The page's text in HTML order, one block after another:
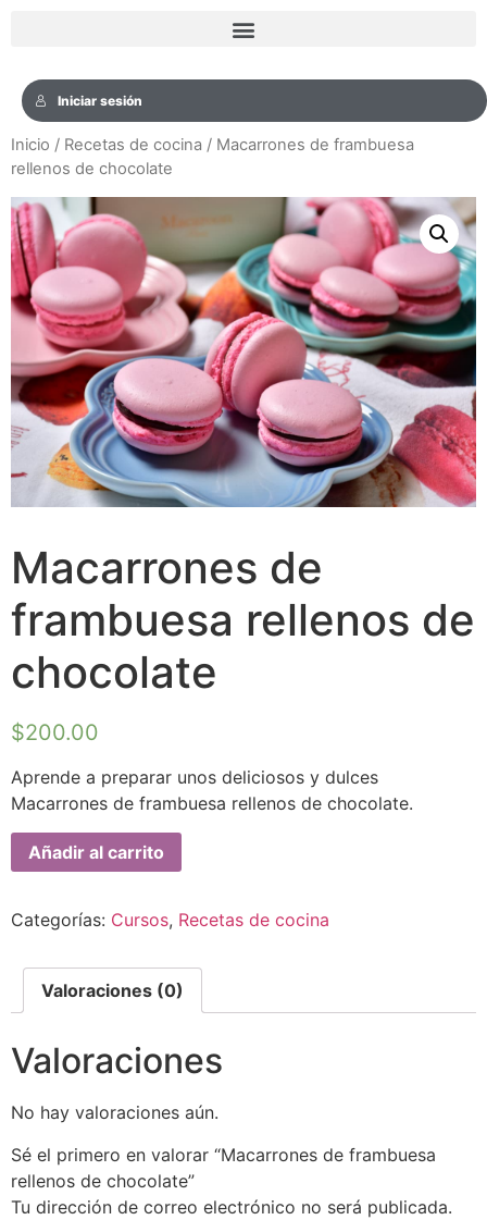
Iniciar sesión
Inicio / Recetas de cocina / Macarrones de frambuesa
rellenos de chocolate
Macarrones de
frambuesa rellenos de
chocolate
$200.00
Aprende a preparar unos deliciosos y dulces
Macarrones de frambuesa rellenos de chocolate.
Añadir al carrito
Categorías: Cursos, Recetas de cocina
Valoraciones (0)
Valoraciones
No hay valoraciones aún.
Sé el primero en valorar “Macarrones de frambuesa
rellenos de chocolate”
Tu dirección de correo electrónico no será publicada.